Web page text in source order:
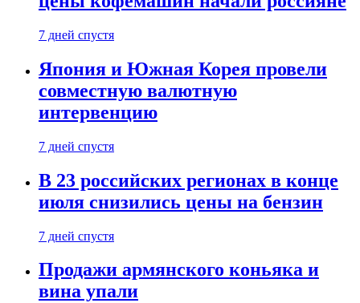
7 дней спустя
Япония и Южная Корея провели
совместную валютную
интервенцию
7 дней спустя
В 23 российских регионах в конце
июля снизились цены на бензин
7 дней спустя
Продажи армянского коньяка и
вина упали